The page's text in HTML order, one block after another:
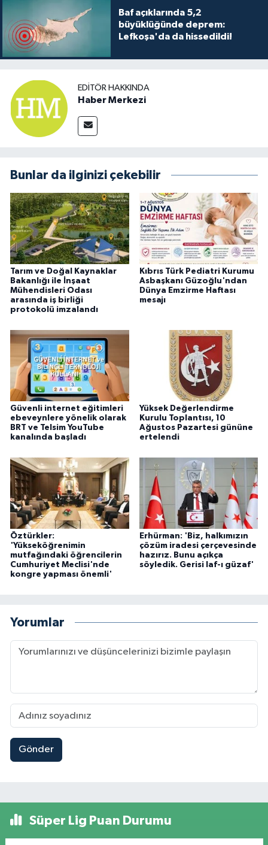
Baf açıklarında 5,2
büyüklüğünde deprem:
Lefkoşa'da da hissedildi!
EDITÖR HAKKINDA
Haber Merkezi
Bunlar da ilginizi çekebilir
Tarım ve Doğal Kaynaklar
Bakanlığı ile İnşaat
Mühendisleri Odası
arasında iş birliği
protokolü imzalandı
Kıbrıs Türk Pediatri Kurumu
Asbaşkanı Güzoğlu'ndan
Dünya Emzirme Haftası
mesajı
Güvenli internet eğitimleri
ebeveynlere yönelik olarak
BRT ve Telsim YouTube
kanalında başladı
Yüksek Değerlendirme
Kurulu Toplantısı, 10
Ağustos Pazartesi gününe
ertelendi
Öztürkler:
'Yükseköğrenimin
mutfağındaki öğrencilerin
Cumhuriyet Meclisi'nde
kongre yapması önemli'
Erhürman: 'Biz, halkımızın
çözüm iradesi çerçevesinde
hazırız. Bunu açıkça
söyledik. Gerisi laf-ı güzaf'
Yorumlar
Gönder
Süper Lig Puan Durumu